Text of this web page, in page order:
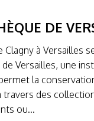
DE
Clagny à Versailles
Versailles, une
la
travers des
ou...